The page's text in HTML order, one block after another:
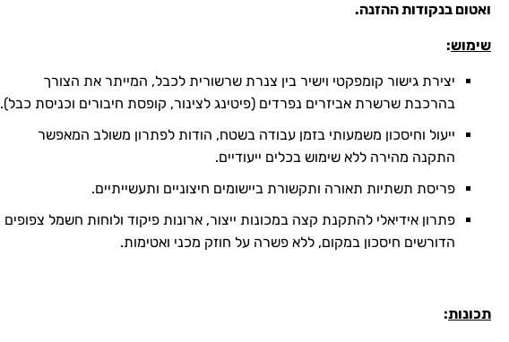
ואטום בנקודות ההזנה.
שימוש:
יצירת גישור קומפקטי וישיר בין צנרת שרשורית לכבל, המייתר את הצורך
בהרכבת שרשרת אביזרים נפרדים (פיטינג לצינור, קופסת חיבורים וכניסת כבל).
ייעול וחיסכון משמעותי בזמן עבודה בשטח, הודות לפתרון משולב המאפשר
התקנה מהירה ללא שימוש בכלים ייעודיים.
פריסת תשתיות תאורה ותקשורת ביישומים חיצוניים ותעשייתיים.
פתרון אידיאלי להתקנת קצה במכונות ייצור, ארונות פיקוד ולוחות חשמל צפופים
הדורשים חיסכון במקום, ללא פשרה על חוזק מכני ואטימות.
תכונות: